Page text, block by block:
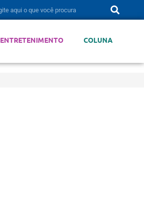
ENTRETENIMENTO COLUNA